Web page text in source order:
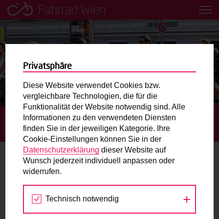
Fahrrad Wien
Leih dir einfach ein Transportfahrrad in deiner Nähe aus!
Mobilitätsbildung für Kinder und
Jugendliche
Radweg-Projektkarte
Routenplaner
Mit dem Fahrrad in Wien unterwegs? Hier finden Sie die
beste Route.
Wunschbox
Sie haben ein Anliegen zum Radverkehr? Schreiben Sie
STARTSEITE BLOG
INTERAKTIVE KARTE BIETET
MÖGLICHKEIT, KONFLIKTSTELLEN ZU MELDEN
Interaktive Karte bietet Möglichkeit,
Konfliktstellen zu melden
Privatsphäre
Diese Website verwendet Cookies bzw.
vergleichbare Technologien, die für die
Funktionalität der Website notwendig sind. Alle
Informationen zu den verwendeten Diensten
finden Sie in der jeweiligen Kategorie. Ihre
Cookie-Einstellungen können Sie in der
Datenschutzerklärung dieser Website auf
Wunsch jederzeit individuell anpassen oder
widerrufen.
Technisch notwendig